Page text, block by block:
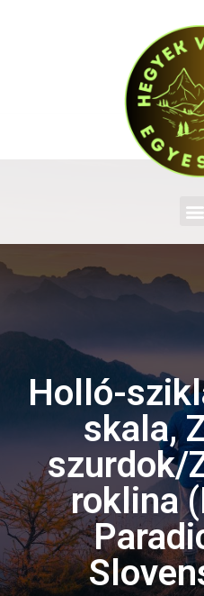
Holló-
skala,
szurdok/
roklina